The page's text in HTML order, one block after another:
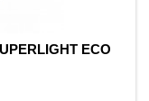
ECO